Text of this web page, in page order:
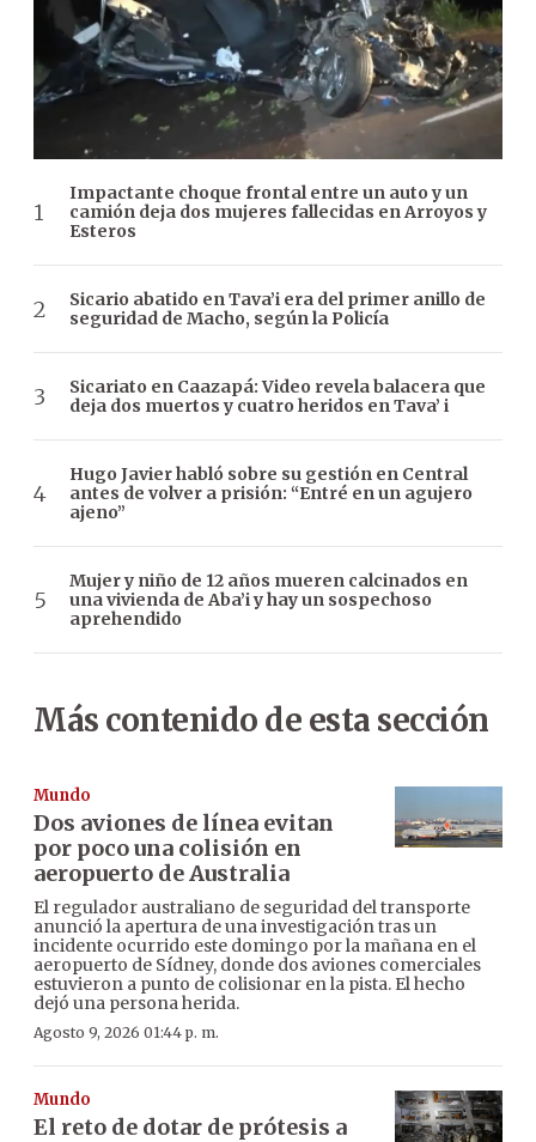
Impactante choque frontal entre un auto y un
camión deja dos mujeres fallecidas en Arroyos y
Esteros
Sicario abatido en Tava’i era del primer anillo de
seguridad de Macho, según la Policía
Sicariato en Caazapá: Video revela balacera que
deja dos muertos y cuatro heridos en Tava’ i
Hugo Javier habló sobre su gestión en Central
antes de volver a prisión: “Entré en un agujero
ajeno”
Mujer y niño de 12 años mueren calcinados en
una vivienda de Aba’i y hay un sospechoso
aprehendido
Más contenido de esta sección
Mundo
Dos aviones de línea evitan
por poco una colisión en
aeropuerto de Australia
El regulador australiano de seguridad del transporte
anunció la apertura de una investigación tras un
incidente ocurrido este domingo por la mañana en el
aeropuerto de Sídney, donde dos aviones comerciales
estuvieron a punto de colisionar en la pista. El hecho
dejó una persona herida.
Agosto 9, 2026 01:44 p. m.
Mundo
El reto de dotar de prótesis a